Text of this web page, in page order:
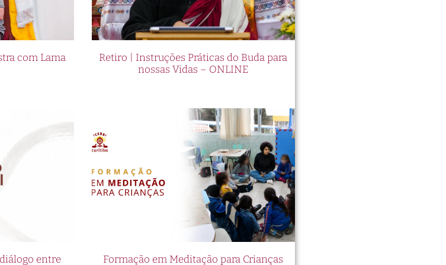
incomparável. Não perca a
Pin Up Casino e desfrutar de uma
Casino: uma fusão de
perfeita, e agora, no Brasil,
noites temáticas incríveis no Pin Up
Up Casino oferece uma experiência
Os clientes podem desfrutar de
são embalados pelo som
celebração da cultura brasileira,
experiência inesquecível. Os
com Lama
Retiro | Instruções Práticas do Buda para
nossas Vidas – ONLINE
entre
Formação em Meditação para Crianças